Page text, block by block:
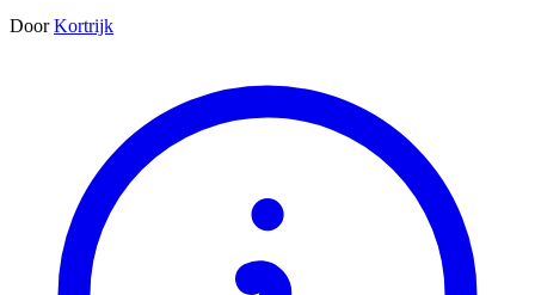
Door Kortrijk